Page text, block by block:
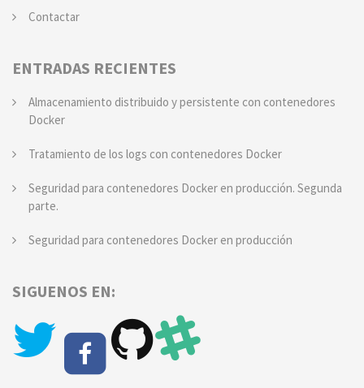
Contactar
ENTRADAS RECIENTES
Almacenamiento distribuido y persistente con contenedores
Docker
Tratamiento de los logs con contenedores Docker
Seguridad para contenedores Docker en producción. Segunda
parte.
Seguridad para contenedores Docker en producción
SIGUENOS EN: